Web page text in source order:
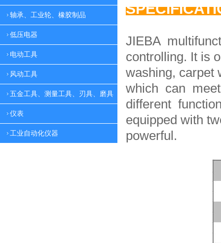
轴承、工业轮、橡胶制品
低压电器
电动工具
风动工具
五金工具、测量工具、刃具、磨具
仪表
工业自动化仪器
JIEBA
controlling. It is
washing, carpet
which can
different
equipped with
powerful.